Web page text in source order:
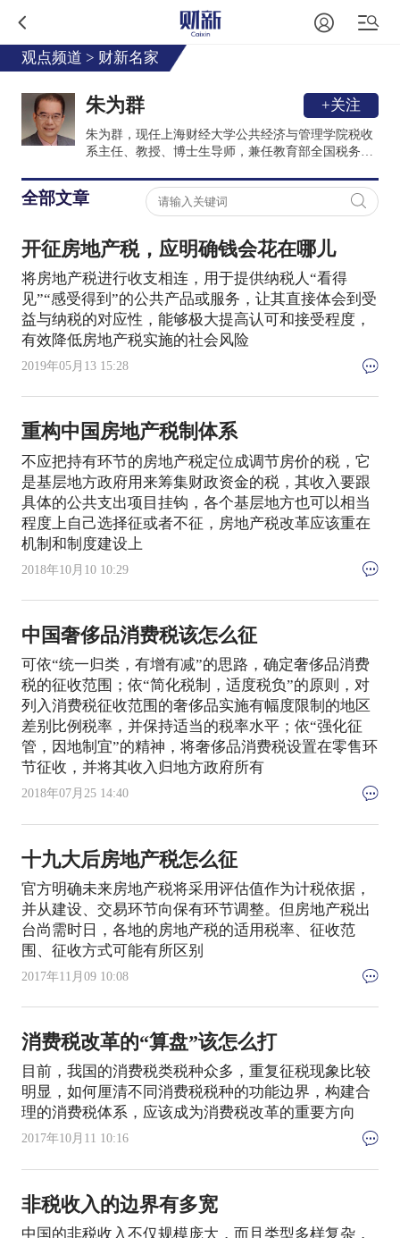
观点频道 > 财新名家
朱为群 +关注
朱为群，现任上海财经大学公共经济与管理学院税收
系主任、教授、博士生导师，兼任教育部全国税务专
事、中国国际税收研究会理事、中国财税法研究会理
事、全国财政学教学研究会常务理事等职。
全部文章
开征房地产税，应明确钱会花在哪儿
将房地产税进行收支相连，用于提供纳税人“看得
见”“感受得到”的公共产品或服务，让其直接体会到受
益与纳税的对应性，能够极大提高认可和接受程度，
有效降低房地产税实施的社会风险
2019年05月13 15:28
重构中国房地产税制体系
不应把持有环节的房地产税定位成调节房价的税，它
是基层地方政府用来筹集财政资金的税，其收入要跟
具体的公共支出项目挂钩，各个基层地方也可以相当
程度上自己选择征或者不征，房地产税改革应该重在
机制和制度建设上
2018年10月10 10:29
中国奢侈品消费税该怎么征
可依“统一归类，有增有减”的思路，确定奢侈品消费
税的征收范围；依“简化税制，适度税负”的原则，对
列入消费税征收范围的奢侈品实施有幅度限制的地区
差别比例税率，并保持适当的税率水平；依“强化征
管，因地制宜”的精神，将奢侈品消费税设置在零售环
节征收，并将其收入归地方政府所有
2018年07月25 14:40
十九大后房地产税怎么征
官方明确未来房地产税将采用评估值作为计税依据，
并从建设、交易环节向保有环节调整。但房地产税出
台尚需时日，各地的房地产税的适用税率、征收范
围、征收方式可能有所区别
2017年11月09 10:08
消费税改革的“算盘”该怎么打
目前，我国的消费税类税种众多，重复征税现象比较
明显，如何厘清不同消费税税种的功能边界，构建合
理的消费税体系，应该成为消费税改革的重要方向
2017年10月11 10:16
非税收入的边界有多宽
中国的非税收入不仅规模庞大，而且类型多样复杂，